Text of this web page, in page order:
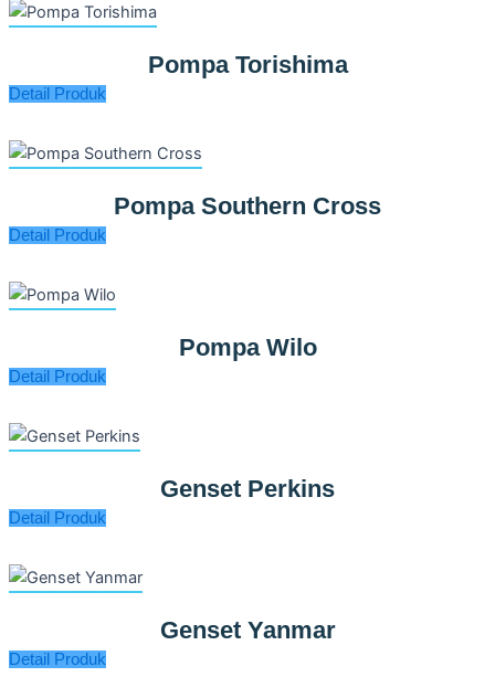
Pompa Torishima
Detail Produk
Pompa Southern Cross
Detail Produk
Pompa Wilo
Detail Produk
Genset Perkins
Detail Produk
Genset Yanmar
Detail Produk